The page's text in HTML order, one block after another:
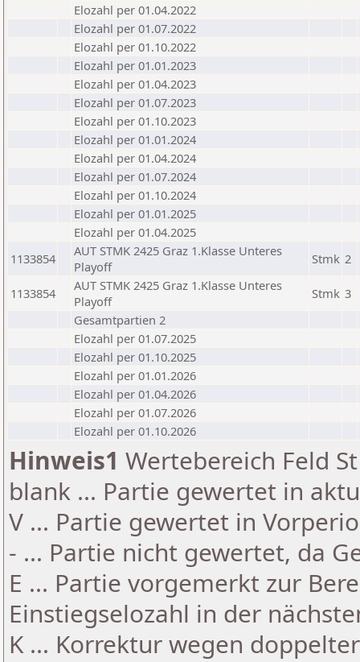
Elozahl per 01.04.2022
Elozahl per 01.07.2022
Elozahl per 01.10.2022
Elozahl per 01.01.2023
Elozahl per 01.04.2023
Elozahl per 01.07.2023
Elozahl per 01.10.2023
Elozahl per 01.01.2024
Elozahl per 01.04.2024
Elozahl per 01.07.2024
Elozahl per 01.10.2024
Elozahl per 01.01.2025
Elozahl per 01.04.2025
1133854
AUT STMK 2425 Graz 1.Klasse Unteres
Playoff
Stmk 2
1133854
AUT STMK 2425 Graz 1.Klasse Unteres
Playoff
Stmk 3
Gesamtpartien 2
Elozahl per 01.07.2025
Elozahl per 01.10.2025
Elozahl per 01.01.2026
Elozahl per 01.04.2026
Elozahl per 01.07.2026
Elozahl per 01.10.2026
Hinweis1 Wertebereich Feld
blank ... Partie gewertet in
V ... Partie gewertet in
- ... Partie nicht gewertet, da
E ... Partie vorgemerkt zur
Einstiegselozahl in der
K ... Korrektur wegen